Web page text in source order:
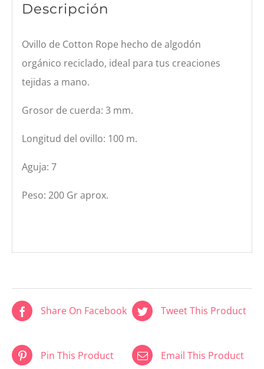
Descripción
Ovillo de Cotton Rope hecho de algodón
orgánico reciclado, ideal para tus creaciones
tejidas a mano.
Grosor de cuerda: 3 mm.
Longitud del ovillo: 100 m.
Aguja: 7
Peso: 200 Gr aprox.
Share On Facebook Tweet This Product
Pin This Product Email This Product